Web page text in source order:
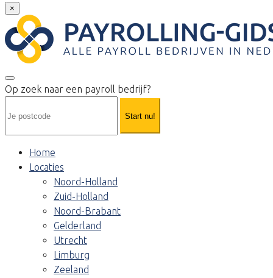
×
Op zoek naar een payroll bedrijf?
Start nu!
Home
Locaties
Noord-Holland
Zuid-Holland
Noord-Brabant
Gelderland
Utrecht
Limburg
Zeeland